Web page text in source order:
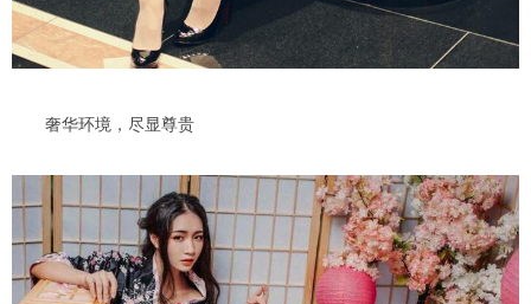
奢华环境，尽显尊贵